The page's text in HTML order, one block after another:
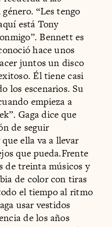
“Les tengo
está Tony
Bennett es
hace unos
juntos un disco
Él tiene casi
los escenarios. Su
empieza a
Gaga dice que
de seguir
ella va a llevar
que pueda.Frente
de treinta músicos y
de color con tiras
el tiempo al ritmo
usar vestidos
de los años